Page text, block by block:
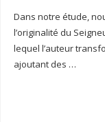
Dans notre étude,
l’originalité du
lequel l’auteur
ajoutant des …